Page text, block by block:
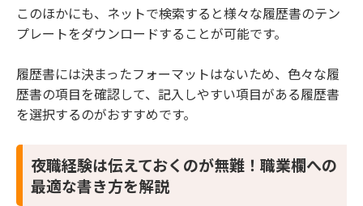
このほかにも、ネットで検索すると様々な履歴書のテン
プレートをダウンロードすることが可能です。
履歴書には決まったフォーマットはないため、色々な履
歴書の項目を確認して、記入しやすい項目がある履歴書
を選択するのがおすすめです。
夜職経験は伝えておくのが無難！職業欄への
最適な書き方を解説